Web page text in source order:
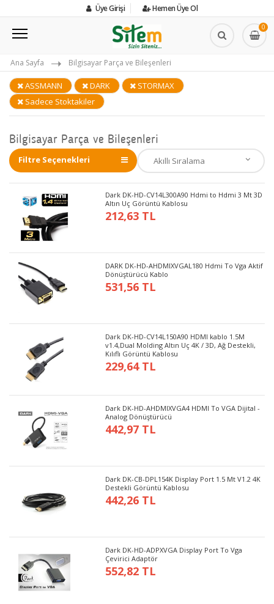
Üye Girişi Hemen Üye Ol
0
Ana Sayfa Bilgisayar Parça ve Bileşenleri
ASSMANN DARK
STORMAX
Sadece Stoktakiler
Bilgisayar Parça ve Bileşenleri
Filtre Seçenekleri
Dark DK-HD-CV14L300A90 Hdmi to Hdmi 3 Mt 3D
Altın Uç Görüntü Kablosu
212,63 TL
DARK DK-HD-AHDMIXVGAL180 Hdmi To Vga Aktif
Dönüştürücü Kablo
531,56 TL
Dark DK-HD-CV14L150A90 HDMI kablo 1.5M
v1.4,Dual Molding Altın Uç 4K / 3D, Ağ Destekli,
Kılıflı Görüntü Kablosu
229,64 TL
Dark DK-HD-AHDMIXVGA4 HDMI To VGA Dijital -
Analog Dönüştürücü
442,97 TL
Dark DK-CB-DPL154K Display Port 1.5 Mt V1.2 4K
Destekli Görüntü Kablosu
442,26 TL
Dark DK-HD-ADPXVGA Display Port To Vga
Çevirici Adaptör
552,82 TL